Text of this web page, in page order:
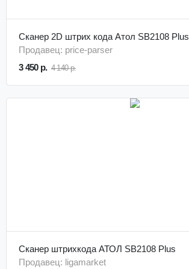
Сканер 2D штрих кода Атол SB2108 Plus
Продавец: price-parser
3 450 р. 4 140 р.
Сканер штрихкода АТОЛ SB2108 Plus
Продавец: ligamarket